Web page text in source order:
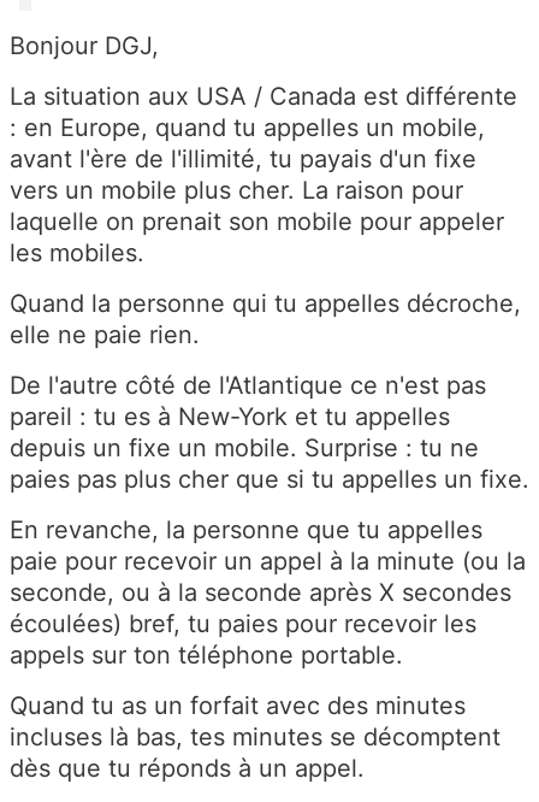
Bonjour DGJ,
La situation aux USA / Canada est différente
: en Europe, quand tu appelles un mobile,
avant l'ère de l'illimité, tu payais d'un fixe
vers un mobile plus cher. La raison pour
laquelle on prenait son mobile pour appeler
les mobiles.
Quand la personne qui tu appelles décroche,
elle ne paie rien.
De l'autre côté de l'Atlantique ce n'est pas
pareil : tu es à New-York et tu appelles
depuis un fixe un mobile. Surprise : tu ne
paies pas plus cher que si tu appelles un fixe.
En revanche, la personne que tu appelles
paie pour recevoir un appel à la minute (ou la
seconde, ou à la seconde après X secondes
écoulées) bref, tu paies pour recevoir les
appels sur ton téléphone portable.
Quand tu as un forfait avec des minutes
incluses là bas, tes minutes se décomptent
dès que tu réponds à un appel.